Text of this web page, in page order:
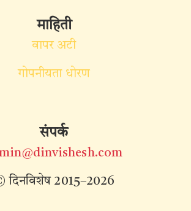
माहिती
वापर अटी
गोपनीयता धोरण
संपर्क
दिनविशेष 2015–2026